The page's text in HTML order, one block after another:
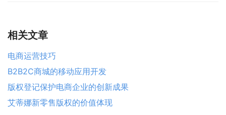
相关文章
电商运营技巧
B2B2C商城的移动应用开发
版权登记保护电商企业的创新成果
艾蒂娜新零售版权的价值体现